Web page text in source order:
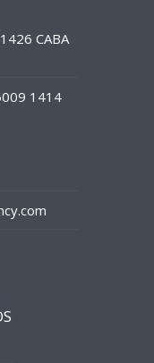
CABA
1414